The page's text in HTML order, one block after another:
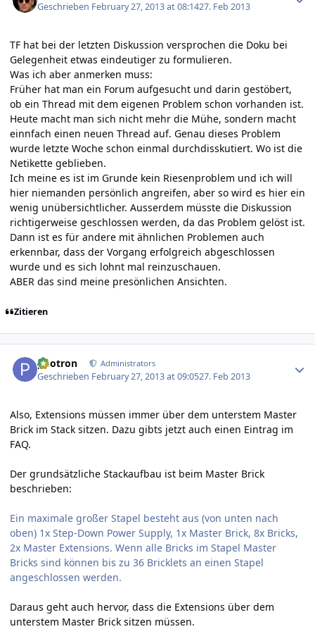
Geschrieben February 27, 2013 at 08:1427. Feb 2013
TF hat bei der letzten Diskussion versprochen die Doku bei
Gelegenheit etwas eindeutiger zu formulieren.
Was ich aber anmerken muss:
Früher hat man ein Forum aufgesucht und darin gestöbert,
ob ein Thread mit dem eigenen Problem schon vorhanden ist.
Heute macht man sich nicht mehr die Mühe, sondern macht
einnfach einen neuen Thread auf. Genau dieses Problem
wurde letzte Woche schon einmal durchdisskutiert. Wo ist die
Netikette geblieben.
Ich meine es ist im Grunde kein Riesenproblem und ich will
hier niemanden persönlich angreifen, aber so wird es hier ein
wenig unübersichtlicher. Ausserdem müsste die Diskussion
richtigerweise geschlossen werden, da das Problem gelöst ist.
Dann ist es für andere mit ähnlichen Problemen auch
erkennbar, dass der Vorgang erfolgreich abgeschlossen
wurde und es sich lohnt mal reinzuschauen.
ABER das sind meine presönlichen Ansichten.
Zitieren
photron Administrators
Geschrieben February 27, 2013 at 09:0527. Feb 2013
Also, Extensions müssen immer über dem unterstem Master
Brick im Stack sitzen. Dazu gibts jetzt auch einen Eintrag im
FAQ.
Der grundsätzliche Stackaufbau ist beim Master Brick
beschrieben:
Ein maximale großer Stapel besteht aus (von unten nach
oben) 1x Step-Down Power Supply, 1x Master Brick, 8x Bricks,
2x Master Extensions. Wenn alle Bricks im Stapel Master
Bricks sind können bis zu 36 Bricklets an einen Stapel
angeschlossen werden.
Daraus geht auch hervor, dass die Extensions über dem
unterstem Master Brick sitzen müssen.